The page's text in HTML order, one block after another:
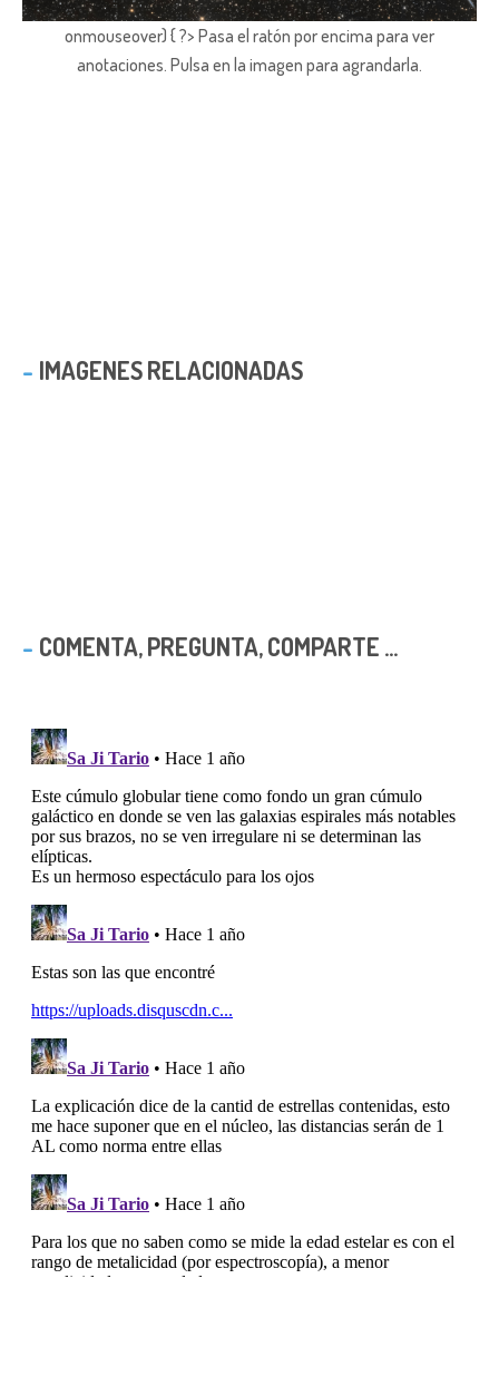
onmouseover) { ?> Pasa el ratón por encima para ver
anotaciones. Pulsa en la imagen para agrandarla.
IMAGENES RELACIONADAS
COMENTA, PREGUNTA, COMPARTE ...